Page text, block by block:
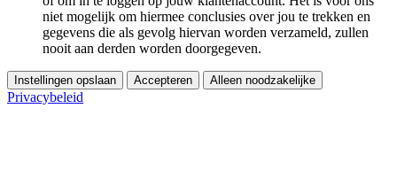
niet mogelijk om hiermee conclusies over jou te trekken en
gegevens die als gevolg hiervan worden verzameld, zullen
nooit aan derden worden doorgegeven.
Instellingen opslaan Accepteren Alleen noodzakelijke
Privacybeleid